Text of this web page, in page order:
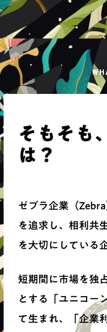
そもそも
は？
ゼブラ企業（
を追求し、相利共
を大切にしている
短期間に市場を独
とする「ユニコー
て生まれ、「企業